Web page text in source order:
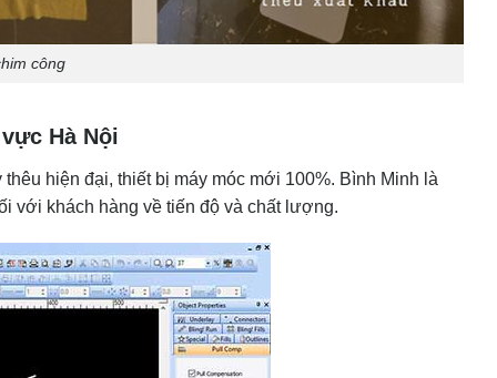
công
Hà Nội
hiện đại, thiết bị máy móc mới 100%. Bình Minh là
với khách hàng về tiến độ và chất lượng.